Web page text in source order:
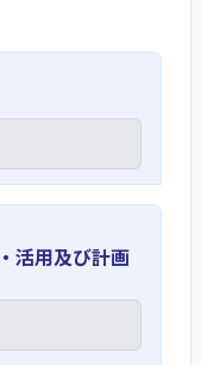
定め理念研
活用及び計画